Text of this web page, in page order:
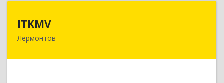
ITKMV
Лермонтов